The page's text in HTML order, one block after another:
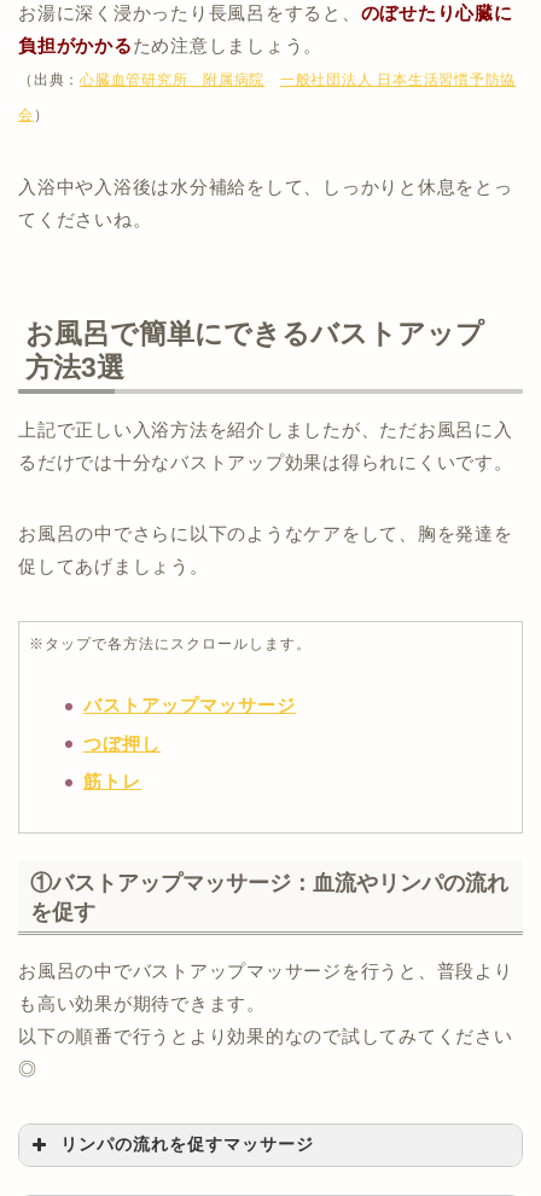
お湯に深く浸かったり長風呂をすると、 のぼせたり心臓に
負担がかかるため注意しましょう。
（出典：心臓血管研究所 附属病院 一般社団法人 日本生活習慣予防協
会 ）
入浴中や入浴後は水分補給をして、しっかりと休息をとっ
てくださいね。
お風呂で簡単にできるバストアップ
方法3選
上記で正しい入浴方法を紹介しましたが、ただお風呂に入
るだけでは十分なバストアップ効果は得られにくいです。
お風呂の中でさらに以下のようなケアをして、胸を発達を
促してあげましょう。
※タップで各方法にスクロールします。
バストアップマッサージ
つぼ押し
筋トレ
①バストアップマッサージ：血流やリンパの流れ
を促す
お風呂の中でバストアップマッサージを行うと、普段より
も高い効果が期待できます。
以下の順番で行うとより効果的なので試してみてください
◎
リンパの流れを促すマッサージ